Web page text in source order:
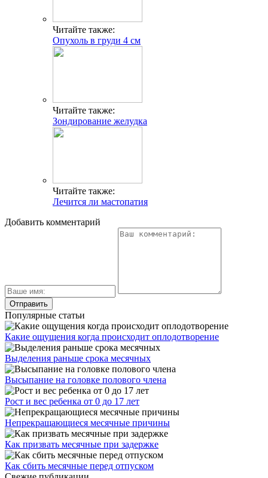
Читайте также:
Опухоль в груди 4 см
Читайте также:
Зондирование желудка
Читайте также:
Лечится ли мастопатия
Добавить комментарий
Популярные статьи
Какие ощущения когда происходит оплодотворение
Выделения раньше срока месячных
Высыпание на головке полового члена
Рост и вес ребенка от 0 до 17 лет
Непрекращающиеся месячные причины
Как призвать месячные при задержке
Как сбить месячные перед отпуском